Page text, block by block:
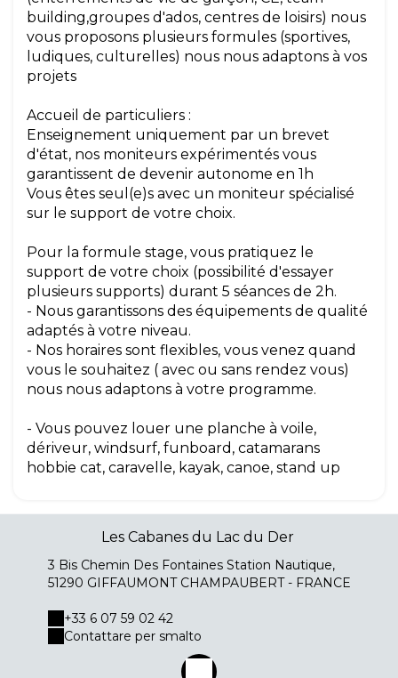
building,groupes d'ados, centres de loisirs) nous
vous proposons plusieurs formules (sportives,
ludiques, culturelles) nous nous adaptons à vos
projets
Accueil de particuliers :
Enseignement uniquement par un brevet
d'état, nos moniteurs expérimentés vous
garantissent de devenir autonome en 1h
Vous êtes seul(e)s avec un moniteur spécialisé
sur le support de votre choix.
Pour la formule stage, vous pratiquez le
support de votre choix (possibilité d'essayer
plusieurs supports) durant 5 séances de 2h.
- Nous garantissons des équipements de qualité
adaptés à votre niveau.
- Nos horaires sont flexibles, vous venez quand
vous le souhaitez ( avec ou sans rendez vous)
nous nous adaptons à votre programme.
- Vous pouvez louer une planche à voile,
dériveur, windsurf, funboard, catamarans
hobbie cat, caravelle, kayak, canoe, stand up
Les Cabanes du Lac du Der
3 Bis Chemin Des Fontaines Station Nautique,
51290 GIFFAUMONT CHAMPAUBERT - FRANCE
+33 6 07 59 02 42
Contattare per smalto